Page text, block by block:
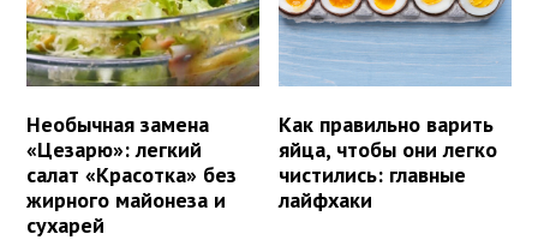
Необычная замена
«Цезарю»: легкий
салат «Красотка» без
жирного майонеза и
сухарей
Как правильно варить
яйца, чтобы они легко
чистились: главные
лайфхаки